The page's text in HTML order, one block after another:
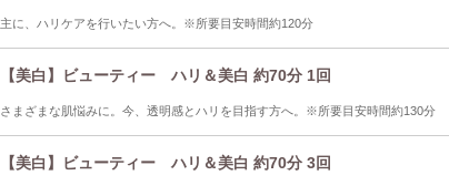
主に、ハリケアを行いたい方へ。※所要目安時間約120分
【美白】ビューティー ハリ＆美白 約70分 1回
さまざまな肌悩みに。今、透明感とハリを目指す方へ。※所要目安時間約130分
【美白】ビューティー ハリ＆美白 約70分 3回